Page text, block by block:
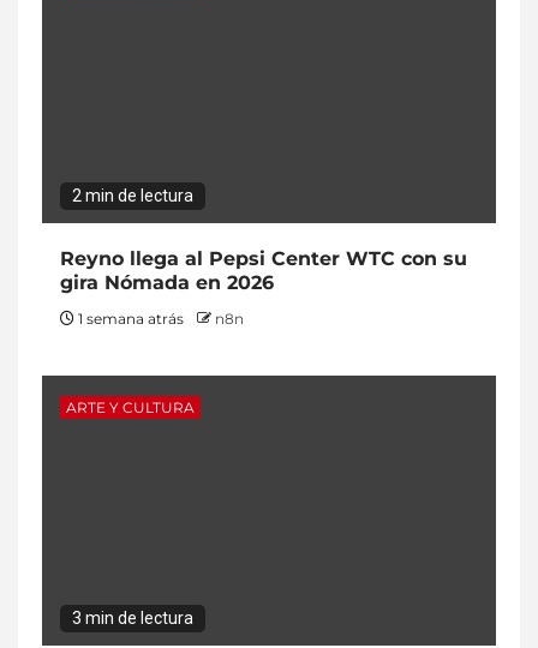
2 min de lectura
Reyno llega al Pepsi Center WTC con su
gira Nómada en 2026
1 semana atrás n8n
ARTE Y CULTURA
3 min de lectura